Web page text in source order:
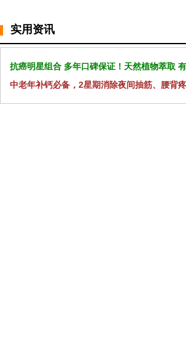
实用资讯
抗癌明星组合 多年口碑保证！天然植物萃取
中老年补钙必备，2星期消除夜间抽筋、腰背